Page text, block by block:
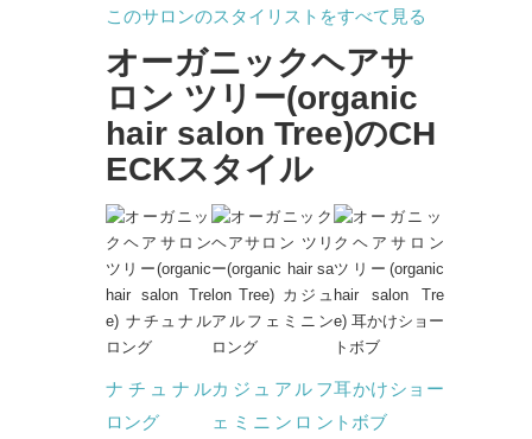
このサロンのスタイリストをすべて見る
オーガニックヘアサ
ロン ツリー(organic
hair salon Tree)のCH
ECKスタイル
ナチュナル
ロング
カジュアルフ
ェミニンロン
耳かけショー
トボブ